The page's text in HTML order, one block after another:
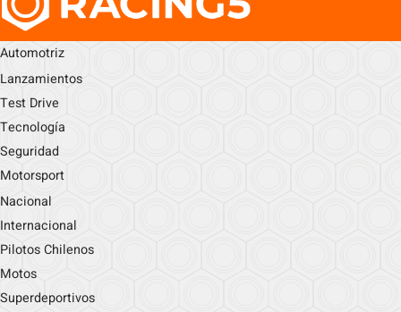
Automotriz
Lanzamientos
Test Drive
Tecnología
Seguridad
Motorsport
Nacional
Internacional
Pilotos Chilenos
Motos
Superdeportivos